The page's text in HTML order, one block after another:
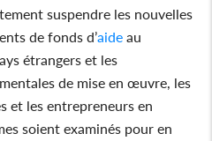
suspendre les nouvelles
de fonds d’aide au
étrangers et les
de mise en œuvre, les
et les entrepreneurs en
soient examinés pour en